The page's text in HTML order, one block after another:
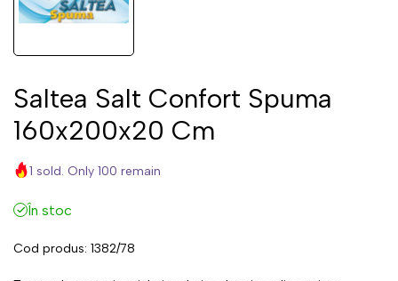
Saltea Salt Confort Spuma
160x200x20 Cm
1 sold. Only 100 remain
În stoc
Cod produs: 1382/78